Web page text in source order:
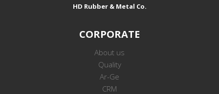
HD Rubber & Metal Co.
CORPORATE
About us
Quality
Ar-Ge
CRM